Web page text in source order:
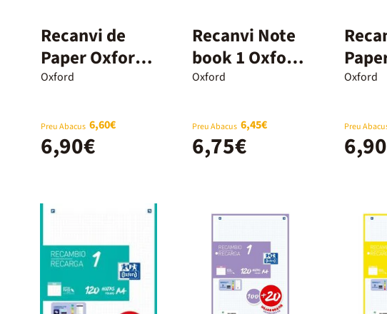
Recanvi de
Paper Oxford
A4 5x5mm 5
fulls
Oxford
Preu Abacus 6,60€
6,90€
Recanvi Note
book 1 Oxford
A4 5x5 100+20
Oxford
Preu Abacus 6,45€
6,75€
A4
120
Oxford
Preu